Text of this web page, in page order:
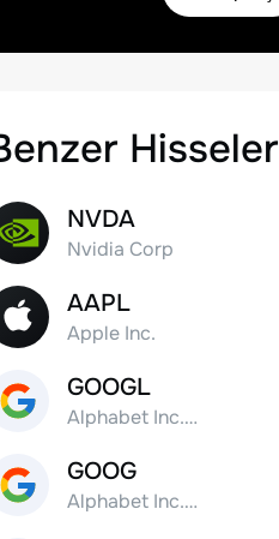
Hisseler
NVDA
Nvidia Corp
AAPL
Apple Inc.
GOOGL
Alphabet Inc. Class A Common Stock
GOOG
Alphabet Inc. Class C Capital Stock